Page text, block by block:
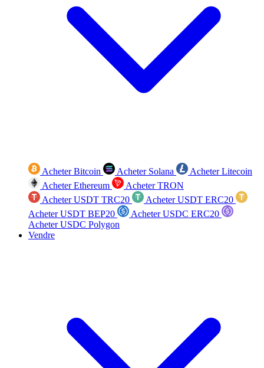
Acheter Bitcoin Acheter Solana
Acheter Litecoin
Acheter Ethereum
Acheter TRON
Acheter USDT TRC20
Acheter USDT ERC20
Acheter USDT BEP20
Acheter USDC ERC20
Acheter USDC Polygon
Vendre